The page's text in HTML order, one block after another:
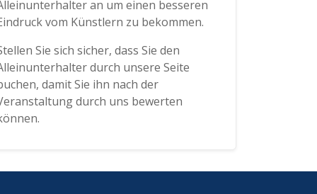
an um einen besseren
vom Künstlern zu bekommen.
Sie sich sicher, dass Sie den
durch unsere Seite
damit Sie ihn nach der
durch uns bewerten